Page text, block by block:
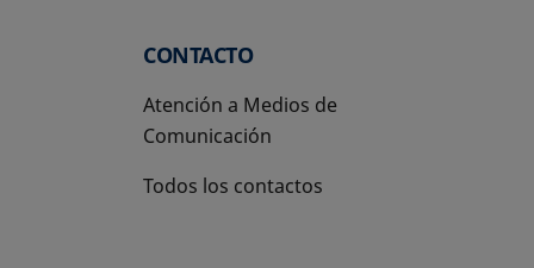
CONTACTO
Atención a Medios de
Comunicación
Todos los contactos